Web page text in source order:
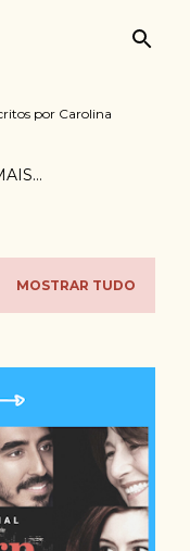
por Carolina
MOSTRAR TUDO